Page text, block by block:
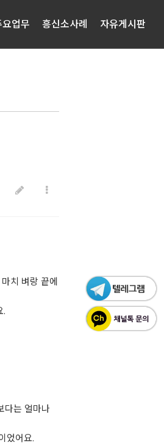
업무 흥신소사례 자유게시판
치 벼랑 끝에
.
다는 얼마나
었어요.